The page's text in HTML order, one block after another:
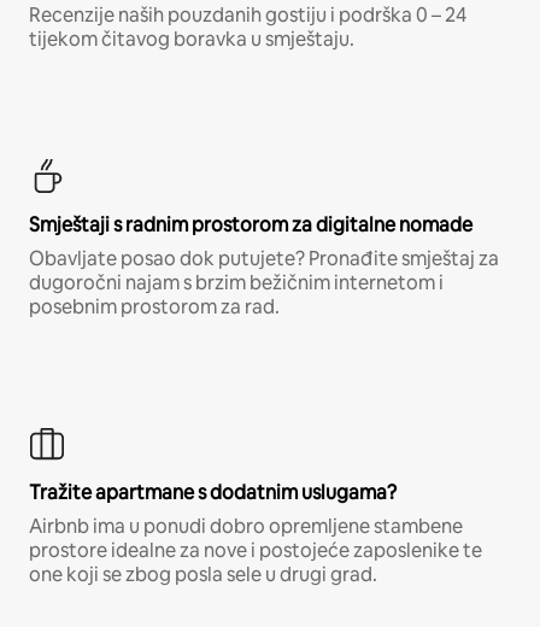
Recenzije naših pouzdanih gostiju i podrška 0 – 24
tijekom čitavog boravka u smještaju.
Smještaji s radnim prostorom za digitalne nomade
Obavljate posao dok putujete? Pronađite smještaj za
dugoročni najam s brzim bežičnim internetom i
posebnim prostorom za rad.
Tražite apartmane s dodatnim uslugama?
Airbnb ima u ponudi dobro opremljene stambene
prostore idealne za nove i postojeće zaposlenike te
one koji se zbog posla sele u drugi grad.